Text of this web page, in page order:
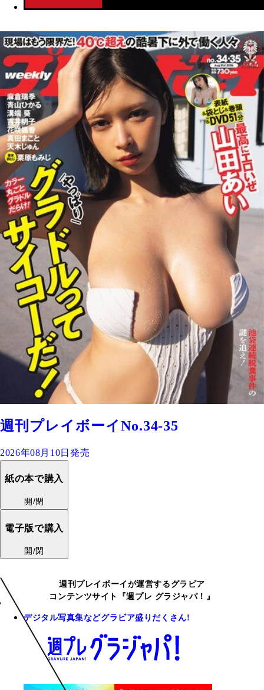
週刊プレイボーイNo.34-35
2026年08月10日発売
紙の本で購入
開/閉
電子版で購入
開/閉
週刊プレイボーイが運営するグラビア
コンテンツサイト『週プレ グラジャパ！』
デジタル写真集などグラビア盛りだくさん!